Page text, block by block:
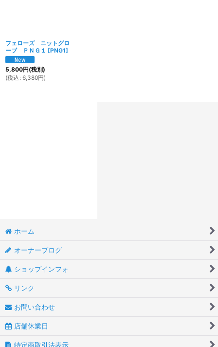
フェローズ ニットグロ
ーブ ＰＮＧ１ [PNG1]
5,800円(税別)
(税込 : 6,380円)
ホーム
オーナーブログ
ショップインフォ
リンク
お問い合わせ
店舗休業日
特定商取引法表示